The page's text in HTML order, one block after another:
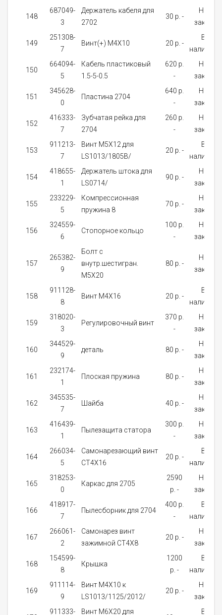
148
687049-
3
Держатель кабеля для
2702
30 p. -
На
заказ
149
251308-
7
Винт(+) M4X10 20 p. -
В
наличии
150
664094-
5
Кабель пластиковый
1.5-5-0.5
620 p.
-
На
заказ
151
345628-
0
Пластина 2704
640 p.
-
На
заказ
152
416333-
7
Зубчатая рейка для
2704
260 p.
-
На
заказ
153
911213-
7
Винт M5X12 для
LS1013/1805B/
20 p. -
В
наличии
154
418655-
1
Держатель штока для
LS0714/
90 p. -
На
заказ
155
233229-
5
Компрессионная
пружина 8
70 p. -
На
заказ
156
324559-
6
Стопорное кольцо
100 p.
-
На
заказ
157
265382-
9
Болт с
внутр.шестигран.
М5Х20
80 p. -
На
заказ
158
911128-
8
Винт M4X16 20 p. -
В
наличии
159
318020-
3
Регулировочный винт
370 p.
-
На
заказ
160
344529-
9
деталь 80 p. -
На
заказ
161
232174-
1
Плоская пружина 80 p. -
На
заказ
162
345535-
7
Шайба 40 p. -
На
заказ
163
416439-
1
Пылезащита статора
300 p.
-
На
заказ
164
266034-
5
Самонарезающий винт
CT4X16
20 p. -
В
наличии
165
318253-
0
Каркас для 2705
2590
p. -
На
заказ
166
418917-
7
Пылесборник для 2704
400 p.
-
В
наличии
167
266061-
2
Самонарез винт
зажимной CT4X8
20 p. -
На
заказ
168
154599-
8
Крышка
1200
p. -
В
наличии
169
911114-
9
Винт M4X10 к
LS1013/1125/2012/
20 p. -
На
заказ
911333- Винт M6X20 для В